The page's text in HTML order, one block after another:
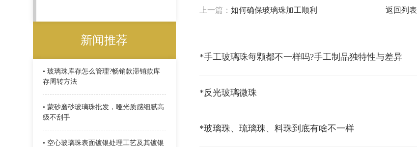
新闻推荐
• 玻璃珠库存怎么管理?畅销款滞销款库
存周转方法
• 蒙砂磨砂玻璃珠批发，哑光质感细腻高
级不刮手
• 空心玻璃珠表面镀银处理工艺及其镀银
上一篇： 如何确保玻璃珠加工顺利 返回列表
*手工玻璃珠每颗都不一样吗?手工制品独特性与差异
*反光玻璃微珠
*玻璃珠、琉璃珠、料珠到底有啥不一样